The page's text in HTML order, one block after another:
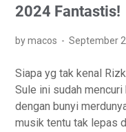
2024 Fantastis!
by macos September
Siapa yg tak kenal
Sule ini sudah
dengan bunyi
musik tentu tak lepas